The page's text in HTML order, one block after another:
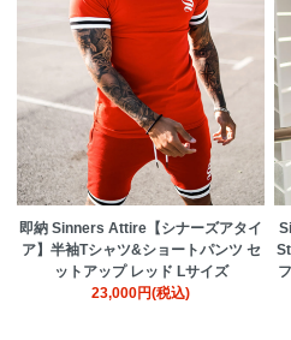
即納 Sinners Attire【シナーズアタイ
ア】半袖Tシャツ&ショートパンツ セ
ットアップ レッド Lサイズ
23,000円(税込)